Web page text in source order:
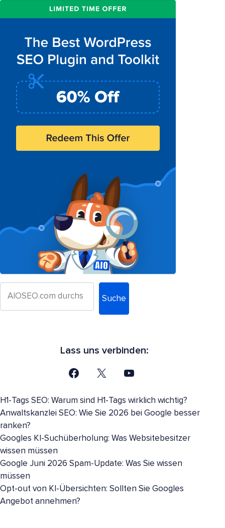
Suche
Lass uns verbinden:
H1-Tags SEO: Warum sind H1-Tags wirklich wichtig?
Anwaltskanzlei SEO: Wie Sie 2026 bei Google besser
ranken?
Googles KI-Suchüberholung: Was Websitebesitzer
wissen müssen
Google Juni 2026 Spam-Update: Was Sie wissen
müssen
Opt-out von KI-Übersichten: Sollten Sie Googles
Angebot annehmen?